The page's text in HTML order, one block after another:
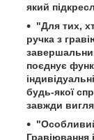
який
"Для тих,
ручка з
поєднує
будь-якої
завжди
Гравіювання